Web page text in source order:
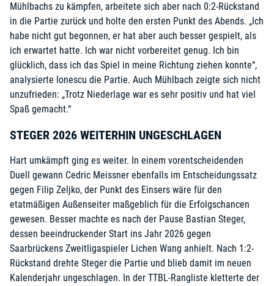
Mühlbachs zu kämpfen, arbeitete sich aber nach 0:2-Rückstand
in die Partie zurück und holte den ersten Punkt des Abends. „Ich
habe nicht gut begonnen, er hat aber auch besser gespielt, als
ich erwartet hatte. Ich war nicht vorbereitet genug. Ich bin
glücklich, dass ich das Spiel in meine Richtung ziehen konnte“,
analysierte Ionescu die Partie. Auch Mühlbach zeigte sich nicht
unzufrieden: „Trotz Niederlage war es sehr positiv und hat viel
Spaß gemacht.“
STEGER 2026 WEITERHIN UNGESCHLAGEN
Hart umkämpft ging es weiter. In einem vorentscheidenden
Duell gewann Cedric Meissner ebenfalls im Entscheidungssatz
gegen Filip Zeljko, der Punkt des Einsers wäre für den
etatmäßigen Außenseiter maßgeblich für die Erfolgschancen
gewesen. Besser machte es nach der Pause Bastian Steger,
dessen beeindruckender Start ins Jahr 2026 gegen
Saarbrückens Zweitligaspieler Lichen Wang anhielt. Nach 1:2-
Rückstand drehte Steger die Partie und blieb damit im neuen
Kalenderjahr ungeschlagen. In der TTBL-Rangliste kletterte der